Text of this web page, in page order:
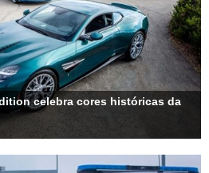
celebra cores históricas da